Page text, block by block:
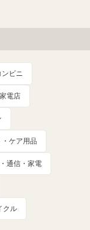
ビニ
家電店
ケア用品
通信・家電
クル